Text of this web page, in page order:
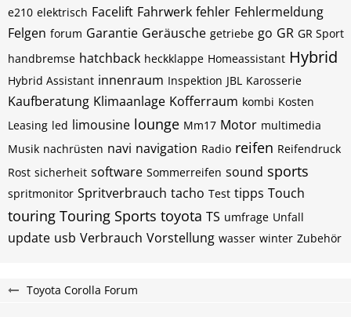
e210 elektrisch Facelift Fahrwerk fehler Fehlermeldung
Felgen forum Garantie Geräusche getriebe go GR GR Sport
handbremse hatchback heckklappe Homeassistant Hybrid
Hybrid Assistant innenraum Inspektion JBL Karosserie
Kaufberatung Klimaanlage Kofferraum kombi Kosten
Leasing led limousine lounge Mm17 Motor multimedia
Musik nachrüsten navi navigation Radio reifen Reifendruck
Rost sicherheit software Sommerreifen sound sports
spritmonitor Spritverbrauch tacho Test tipps Touch
touring Touring Sports toyota TS umfrage Unfall
update usb Verbrauch Vorstellung wasser winter Zubehör
Toyota Corolla Forum